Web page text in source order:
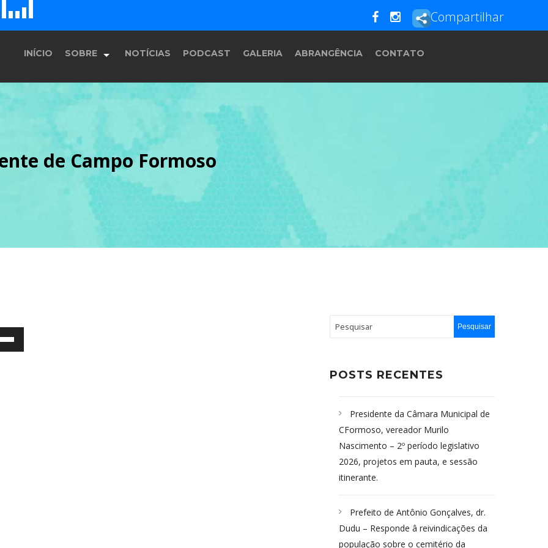
E F G Compartilhar
INÍCIO SOBRE
História
Equipe
Programação
NOTÍCIAS PODCAST GALERIA ABRANGÊNCIA CONTATO
de Campo Formoso
POSTS RECENTES
Presidente da Câmara Municipal de
CFormoso, vereador Murilo
Nascimento – 2º período legislativo
2026, projetos em pauta, e sessão
itinerante.
Prefeito de Antônio Gonçalves, dr.
Dudu – Responde â reivindicações da
população sobre o cemitério da